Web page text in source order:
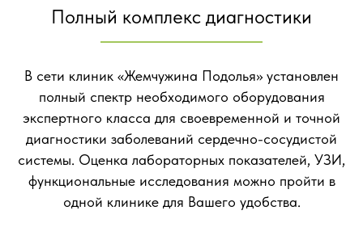
Полный комплекс диагностики
В сети клиник «Жемчужина Подолья» установлен
полный спектр необходимого оборудования
экспертного класса для своевременной и точной
диагностики заболеваний сердечно-сосудистой
системы. Оценка лабораторных показателей, УЗИ,
функциональные исследования можно пройти в
одной клинике для Вашего удобства.